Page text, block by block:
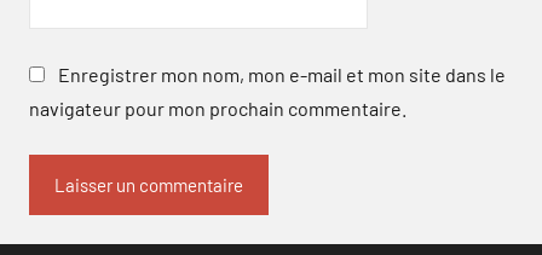
Enregistrer mon nom, mon e-mail et mon site dans le
navigateur pour mon prochain commentaire.